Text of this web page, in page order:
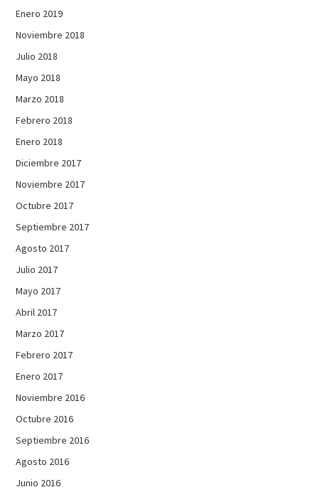
Enero 2019
Noviembre 2018
Julio 2018
Mayo 2018
Marzo 2018
Febrero 2018
Enero 2018
Diciembre 2017
Noviembre 2017
Octubre 2017
Septiembre 2017
Agosto 2017
Julio 2017
Mayo 2017
Abril 2017
Marzo 2017
Febrero 2017
Enero 2017
Noviembre 2016
Octubre 2016
Septiembre 2016
Agosto 2016
Junio 2016